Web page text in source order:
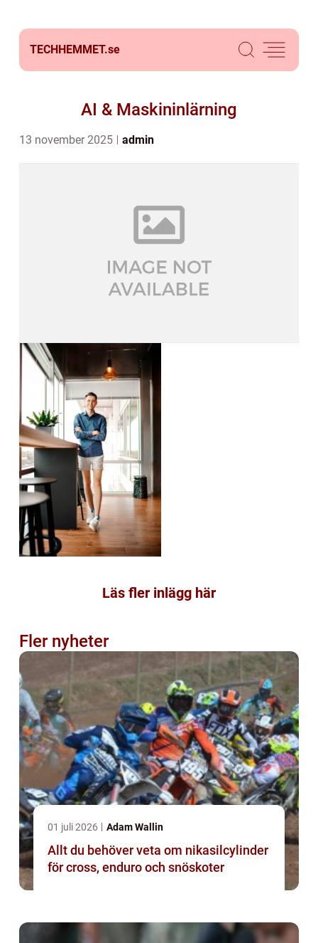
TECHHEMMET.se
AI & Maskininlärning
13 november 2025 admin
Läs fler inlägg här
Fler nyheter
01 juli 2026 Adam Wallin
Allt du behöver veta om nikasilcylinder
för cross, enduro och snöskoter